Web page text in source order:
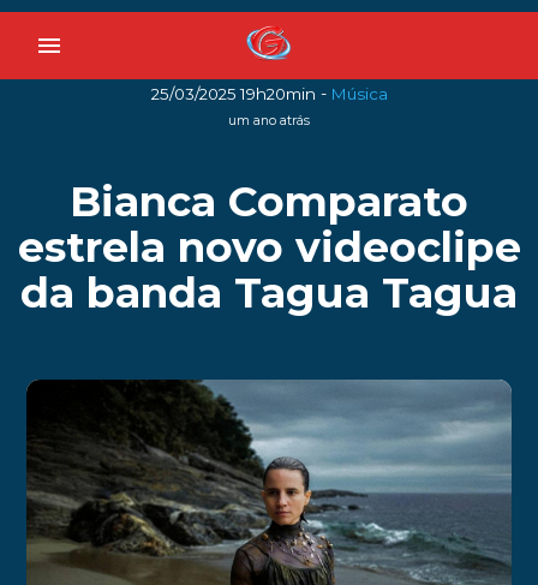
menu
25/03/2025 19h20min - Música
um ano atrás
Bianca Comparato
estrela novo videoclipe
da banda Tagua Tagua